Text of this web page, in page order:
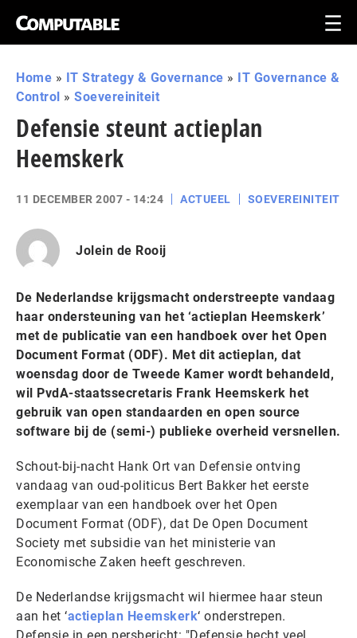
Home » IT Strategy & Governance » IT Governance &
Control » Soevereiniteit
Defensie steunt actieplan
Heemskerk
11 DECEMBER 2007 - 14:24 ACTUEEL SOEVEREINITEIT
Jolein de Rooij
De Nederlandse krijgsmacht onderstreepte vandaag
haar ondersteuning van het ‘actieplan Heemskerk’
met de publicatie van een handboek over het Open
Document Format (ODF). Met dit actieplan, dat
woensdag door de Tweede Kamer wordt behandeld,
wil PvdA-staatssecretaris Frank Heemskerk het
gebruik van open standaarden en open source
software bij de (semi-) publieke overheid versnellen.
Schout-bij-nacht Hank Ort van Defensie ontving
vandaag van oud-politicus Bert Bakker het eerste
exemplaar van een handboek over het Open
Document Format (ODF), dat De Open Document
Society met subsidie van het ministerie van
Economische Zaken heeft geschreven.
De Nederlandse krijgsmacht wil hiermee haar steun
aan het ‘actieplan Heemskerk‘ onderstrepen.